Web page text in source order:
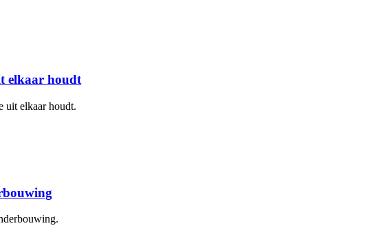
elkaar houdt
uit elkaar houdt.